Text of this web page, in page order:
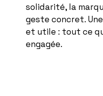
solidarité, la
geste concret.
et utile : tout ce
engagée.